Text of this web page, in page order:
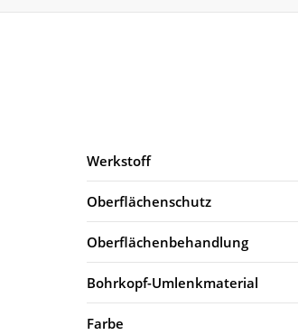
Werkstoff
Oberflächenschutz
Oberflächenbehandlung
Bohrkopf-Umlenkmaterial
Farbe